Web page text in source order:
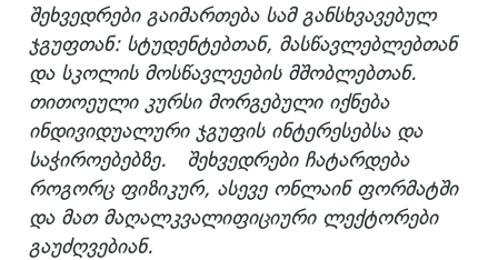
შეხვედრები გაიმართება სამ განსხვავებულ
ჯგუფთან: სტუდენტებთან, მასწავლებლებთან
და სკოლის მოსწავლეების მშობლებთან.
თითოეული კურსი მორგებული იქნება
ინდივიდუალური ჯგუფის ინტერესებსა და
საჭიროებებზე.
შეხვედრები ჩატარდება
როგორც ფიზიკურ, ასევე ონლაინ ფორმატში
და მათ მაღალკვალიფიციური ლექტორები
გაუძღვებიან.